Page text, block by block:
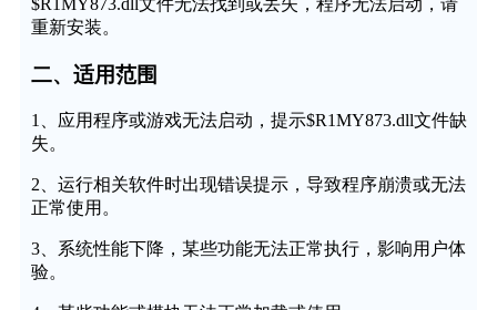
$R1MY873.dll文件无法找到或丢失，程序无法启动，请
重新安装。
二、适用范围
1、应用程序或游戏无法启动，提示$R1MY873.dll文件缺
失。
2、运行相关软件时出现错误提示，导致程序崩溃或无法
正常使用。
3、系统性能下降，某些功能无法正常执行，影响用户体
验。